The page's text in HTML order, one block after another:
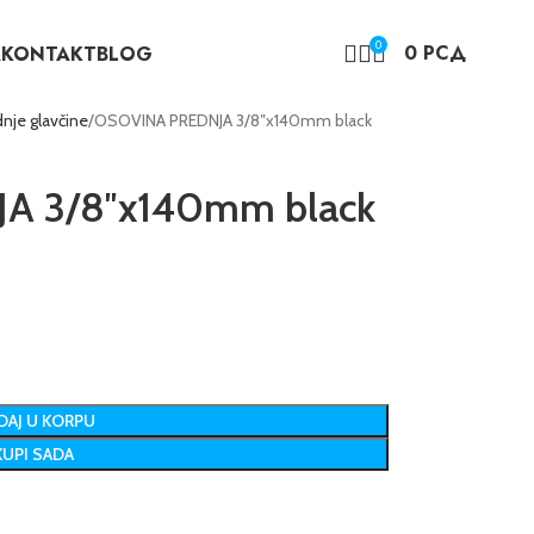
KONTAKTBLOG 0 0 РСД
glavčine OSOVINA PREDNJA 3/8″x140mm black
3/8″x140mm black
U KORPU
SADA